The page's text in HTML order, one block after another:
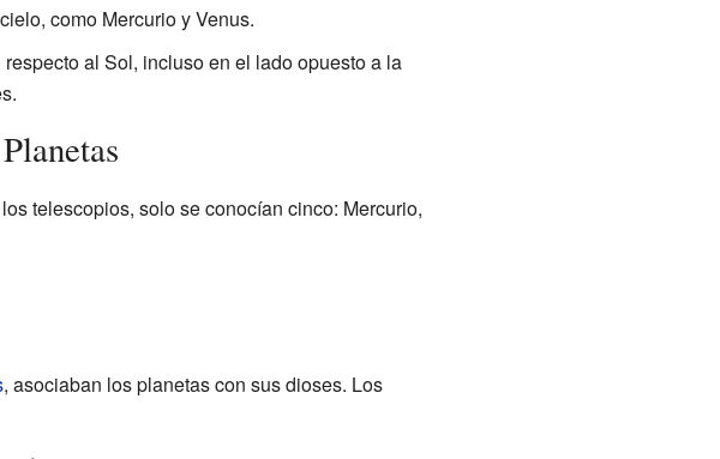
como Mercurio y Venus.
al Sol, incluso en el lado opuesto a la
telescopios, solo se conocían cinco: Mercurio,
, asociaban los planetas con sus dioses. Los